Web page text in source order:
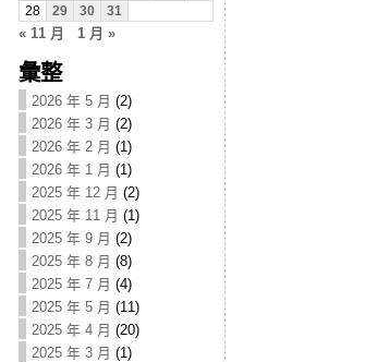
28
29 30 31
« 11 月 1 月 »
彙整
2026 年 5 月 (2)
2026 年 3 月 (2)
2026 年 2 月 (1)
2026 年 1 月 (1)
2025 年 12 月 (2)
2025 年 11 月 (1)
2025 年 9 月 (2)
2025 年 8 月 (8)
2025 年 7 月 (4)
2025 年 5 月 (11)
2025 年 4 月 (20)
2025 年 3 月 (1)